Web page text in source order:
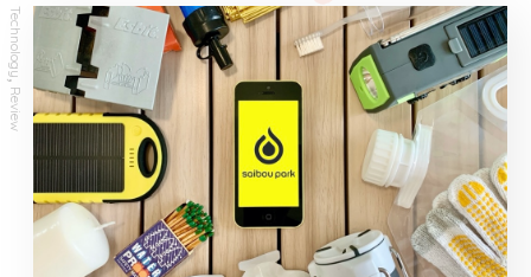
Technology
,
Review